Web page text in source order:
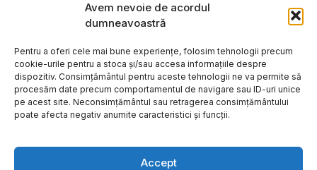
Avem nevoie de acordul
dumneavoastră
Pentru a oferi cele mai bune experiențe, folosim tehnologii precum
cookie-urile pentru a stoca și/sau accesa informațiile despre
dispozitiv. Consimțământul pentru aceste tehnologii ne va permite să
procesăm date precum comportamentul de navigare sau ID-uri unice
pe acest site. Neconsimțământul sau retragerea consimțământului
poate afecta negativ anumite caracteristici și funcții.
Accept